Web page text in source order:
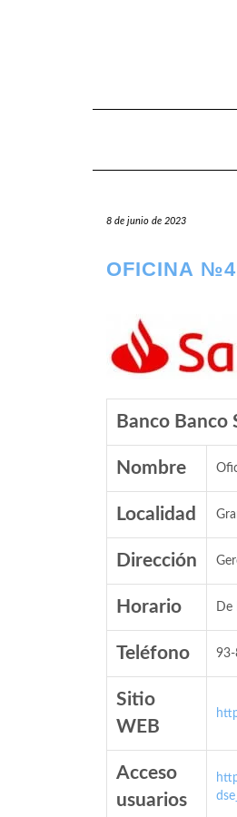
8 de junio de 2023
OFICINA
Banco Banco
Nombre
Localidad
Dirección
Horario De
Teléfono
Sitio
WEB
Acceso
usuarios